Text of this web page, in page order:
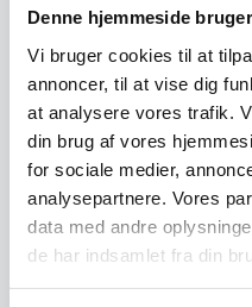
Denne hjemmeside
Vi bruger cookies til at
annoncer, til at vise dig
at analysere vores trafik.
din brug af vores
for sociale medier,
analysepartnere. Vores
data med andre
de har indsamlet fra din
Vores spejlproducent
og er specialister
produktion.
Vi køber hele biler
denne producent for
og et minimum af
hjemtagelse.
Resultatet er at du
dine penge.